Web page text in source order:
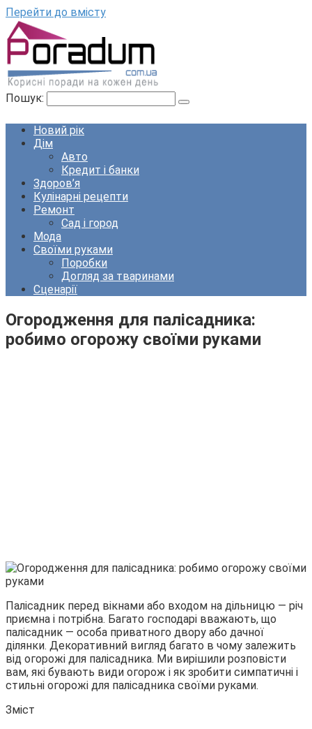
Перейти до вмісту
Пошук:
Новий рік
Дім
Авто
Кредит і банки
Здоров’я
Кулінарні рецепти
Ремонт
Сад і город
Мода
Своїми руками
Поробки
Догляд за тваринами
Сценарії
Огородження для палісадника:
робимо огорожу своїми руками
Палісадник перед вікнами або входом на дільницю — річ
приємна і потрібна. Багато господарі вважають, що
палісадник — особа приватного двору або дачної
ділянки. Декоративний вигляд багато в чому залежить
від огорожі для палісадника. Ми вирішили розповісти
вам, які бувають види огорож і як зробити симпатичні і
стильні огорожі для палісадника своїми руками.
Зміст